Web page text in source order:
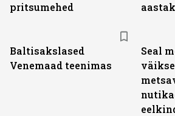
pritsumehed
Baltisakslased
Venemaad teenimas
Seal